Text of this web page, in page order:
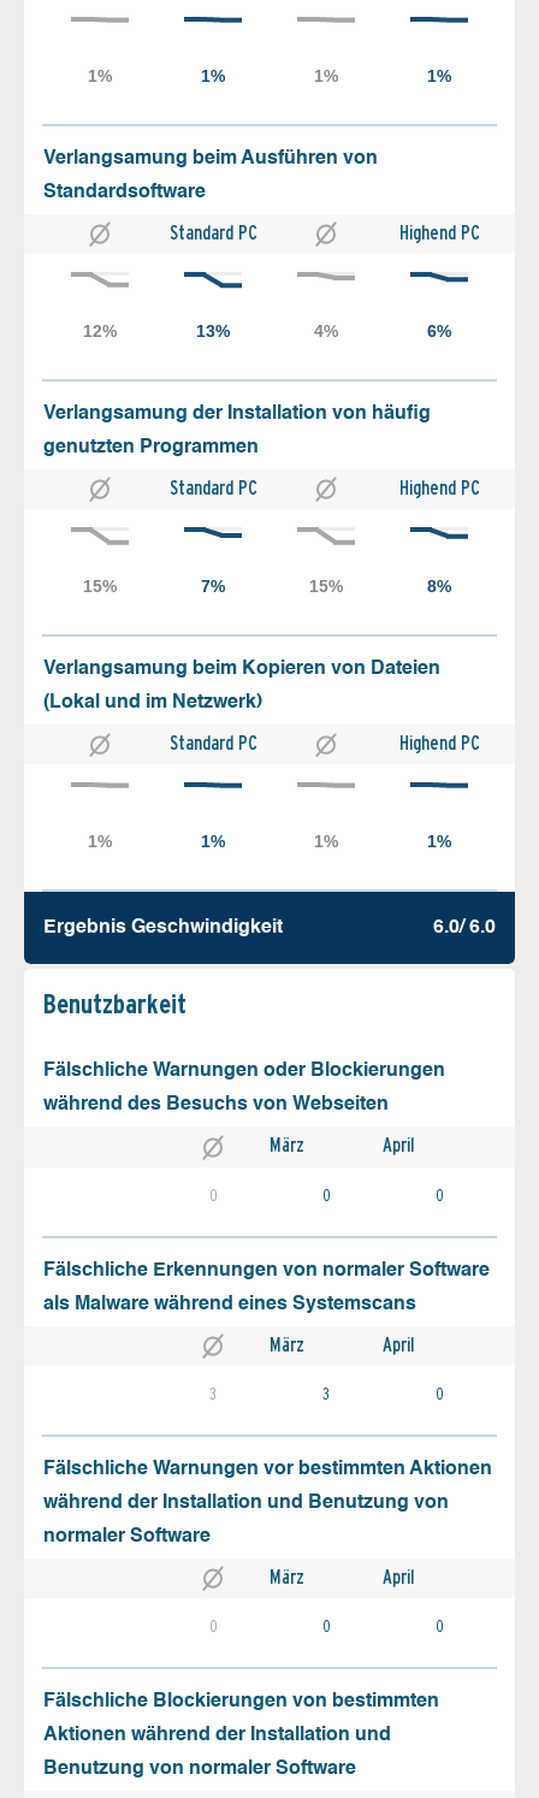
Verlangsamung beim Ausführen von
Standardsoftware
Standard PC Highend PC
Verlangsamung der Installation von häufig
genutzten Programmen
Standard PC Highend PC
Verlangsamung beim Kopieren von Dateien
(Lokal und im Netzwerk)
Standard PC Highend PC
Ergebnis Geschw­indigkeit 6.0/ 6.0
Benutz­barkeit
Fälschliche Warnungen oder Blockierungen
während des Besuchs von Webseiten
März April
0 0 0
Fälschliche Erkennungen von normaler Software
als Malware während eines Systemscans
März April
3 3 0
Fälschliche Warnungen vor bestimmten Aktionen
während der Installation und Benutzung von
normaler Software
März April
0 0 0
Fälschliche Blockierungen von bestimmten
Aktionen während der Installation und
Benutzung von normaler Software